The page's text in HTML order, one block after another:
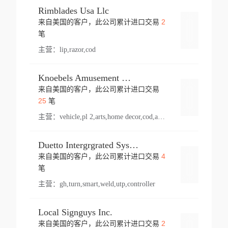
Rimblades Usa Llc
来自美国的客户，此公司累计进口交易 2
笔
主营： lip,razor,cod
Knoebels Amusement Resort
来自美国的客户，此公司累计进口交易
25笔
主营： vehicle,pl 2,arts,home decor,cod,amusement ride,sea
Duetto Intergrgrated Systems Inc.
来自美国的客户，此公司累计进口交易 4
笔
主营： gh,turn,smart,weld,utp,controller
Local Signguys Inc.
来自美国的客户，此公司累计进口交易 2